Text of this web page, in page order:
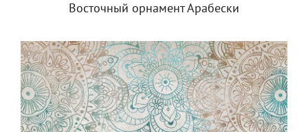
Восточный орнамент Арабески